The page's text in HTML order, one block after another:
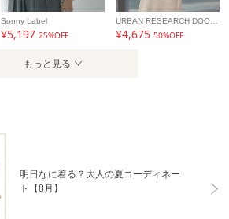
Sonny Label
¥5,19725%OFF ¥4,67550%OFF
もっと見る
明日なに着る？大人の夏コーディネー
ト【8月】